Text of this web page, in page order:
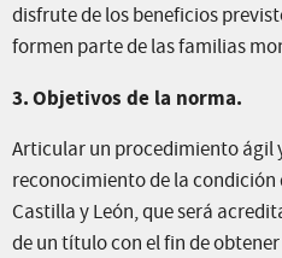
disfrute de los beneficios
formen parte de las familias
3.Objetivos de la norma.
Articular un procedimiento ágil
reconocimiento de la
Castilla y León, que será
de un título con el fin de